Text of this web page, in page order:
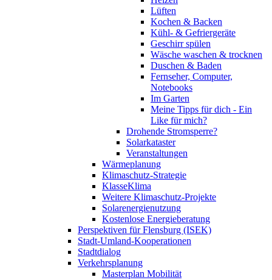
Lüften
Kochen & Backen
Kühl- & Gefriergeräte
Geschirr spülen
Wäsche waschen & trocknen
Duschen & Baden
Fernseher, Computer,
Notebooks
Im Garten
Meine Tipps für dich - Ein
Like für mich?
Drohende Stromsperre?
Solarkataster
Veranstaltungen
Wärmeplanung
Klimaschutz-Strategie
KlasseKlima
Weitere Klimaschutz-Projekte
Solarenergienutzung
Kostenlose Energieberatung
Perspektiven für Flensburg (ISEK)
Stadt-Umland-Kooperationen
Stadtdialog
Verkehrsplanung
Masterplan Mobilität